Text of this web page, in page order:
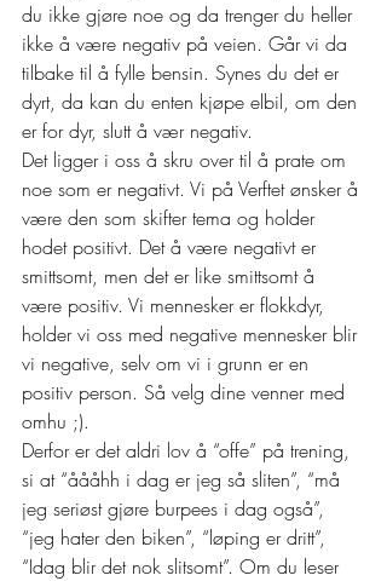
du ikke gjøre noe og da trenger du heller
ikke å være negativ på veien. Går vi da
tilbake til å fylle bensin. Synes du det er
dyrt, da kan du enten kjøpe elbil, om den
er for dyr, slutt å vær negativ.
Det ligger i oss å skru over til å prate om
noe som er negativt. Vi på Verftet ønsker å
være den som skifter tema og holder
hodet positivt. Det å være negativt er
smittsomt, men det er like smittsomt å
være positiv. Vi mennesker er flokkdyr,
holder vi oss med negative mennesker blir
vi negative, selv om vi i grunn er en
positiv person. Så velg dine venner med
omhu ;).
Derfor er det aldri lov å “offe” på trening,
si at “åååhh i dag er jeg så sliten”, “må
jeg seriøst gjøre burpees i dag også”,
“jeg hater den biken”, “løping er dritt”,
“Idag blir det nok slitsomt”. Om du leser